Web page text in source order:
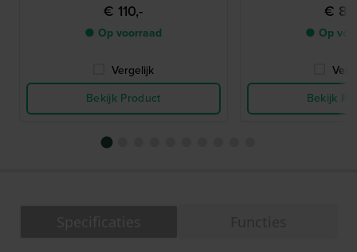
€ 110,-
● Op voorraad
Vergelijk
Bekijk Product
€
● Op
Bekijk